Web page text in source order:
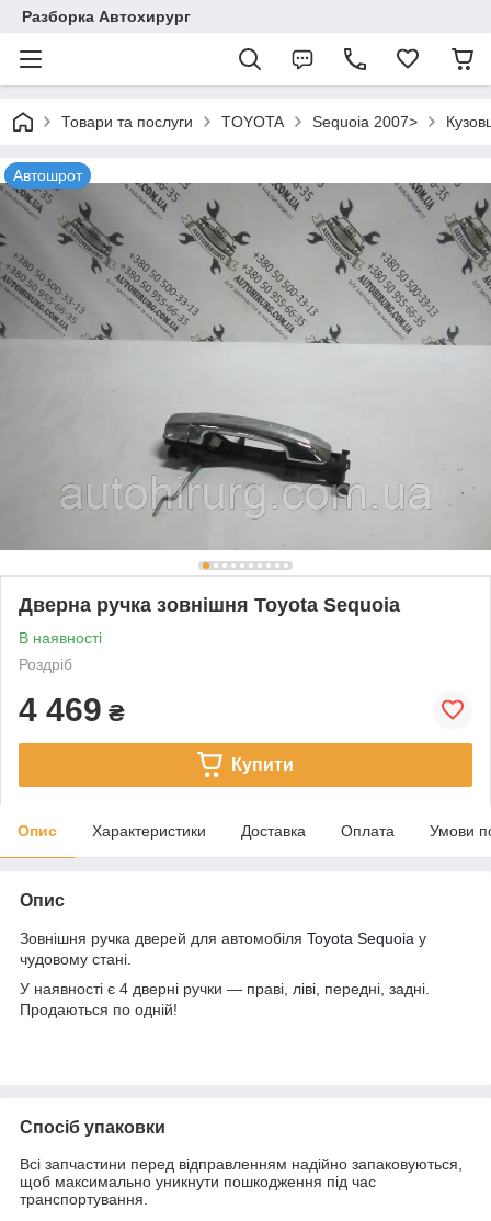
Разборка Автохирург
Товари та послуги TOYOTA Sequoia 2007>
Автошрот
Дверна ручка зовнішня Toyota Sequoia
В наявності
Роздріб
4 469 ₴
Купити
Опис Характеристики Доставка Оплата Умови
Опис
Зовнішня ручка дверей для автомобіля Toyota Sequoia у
чудовому стані.
У наявності є 4 дверні ручки — праві, ліві, передні, задні.
Продаються по одній!
Спосіб упаковки
Всі запчастини перед відправленням надійно запаковуються,
щоб максимально уникнути пошкодження під час
транспортування.